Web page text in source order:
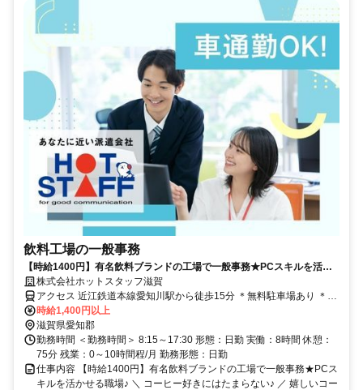
飲料工場の一般事務
【時給1400円】有名飲料ブランドの工場で一般事務★PCスキルを活か
せる職場♪
株式会社ホットスタッフ滋賀
アクセス 近江鉄道本線愛知川駅から徒歩15分 ＊無料駐車場あり ＊車
通勤OK
時給1,400円以上
滋賀県愛知郡
勤務時間 ＜勤務時間＞ 8:15～17:30 形態：日勤 実働：8時間 休憩：
75分 残業：0～10時間程/月 勤務形態：日勤
仕事内容 【時給1400円】有名飲料ブランドの工場で一般事務★PCス
キルを活かせる職場♪ ＼ コーヒー好きにはたまらない♪ ／ 嬉しいコー